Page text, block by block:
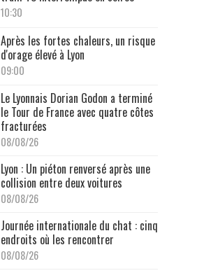
10:30
Après les fortes chaleurs, un risque
d'orage élevé à Lyon
09:00
Le Lyonnais Dorian Godon a terminé
le Tour de France avec quatre côtes
fracturées
08/08/26
Lyon : Un piéton renversé après une
collision entre deux voitures
08/08/26
Journée internationale du chat : cinq
endroits où les rencontrer
08/08/26